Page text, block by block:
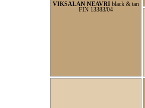
VIKSALAN NEAVRIblack & tan
FIN 13383/04